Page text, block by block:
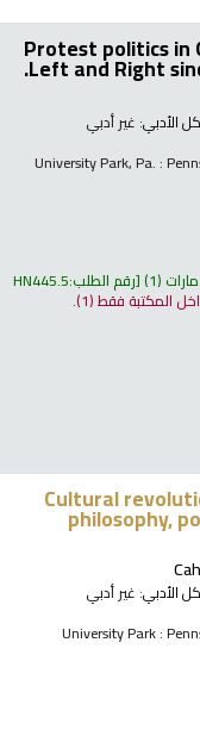
Protest politics in
Left and Right
الأدبي: غير أدبي
University Park, Pa. :
(1) رقم الطلب:HN445.5
المكتبة فقط(1).
Cultural
philosophy,
الأدبي: غير أدبي
University Park :